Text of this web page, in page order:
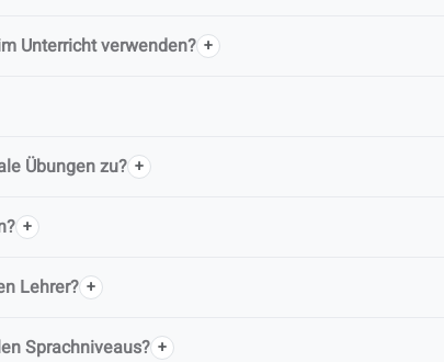
Unterricht verwenden?
Übungen zu?
Lehrer?
Sprachniveaus?